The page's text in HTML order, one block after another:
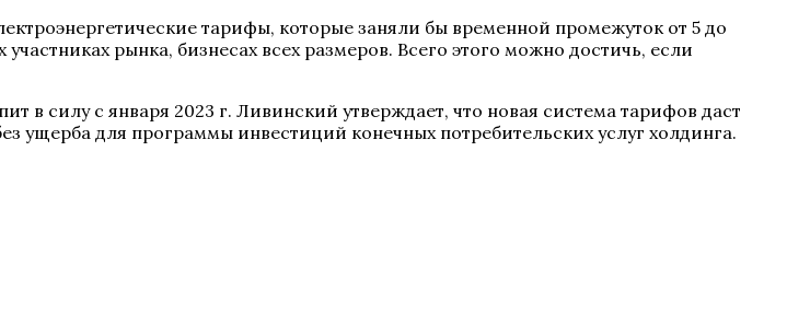
тарифы, которые заняли бы временной промежуток от 5 до
рынка, бизнесах всех размеров. Всего этого можно достичь, если
в силу с января 2023 г. Ливинский утверждает, что новая система тарифов даст
ущерба для программы инвестиций конечных потребительских услуг холдинга.